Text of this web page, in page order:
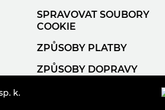
SPRAVOVAT SOUBORY
COOKIE
ZPŮSOBY PLATBY
ZPŮSOBY DOPRAVY
k.